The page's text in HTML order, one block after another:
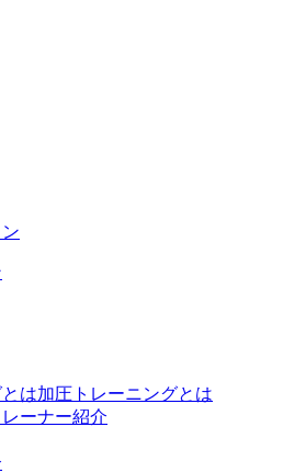
加圧トレーニングとは
レーナー紹介